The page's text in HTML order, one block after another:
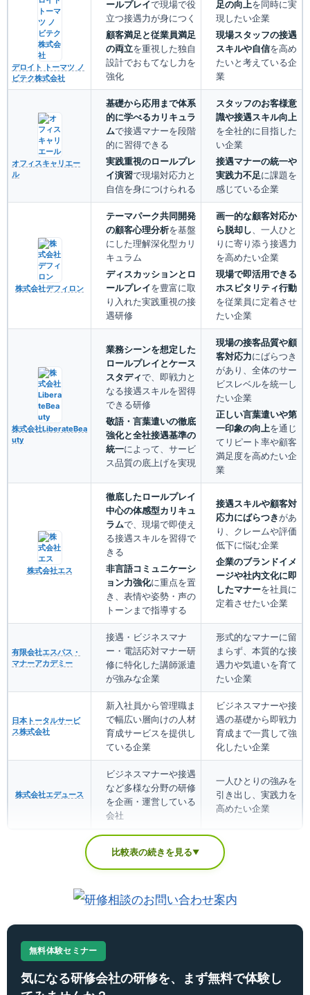
デロイト トーマツ ノ
ビテク株式会社
ールプレイで現場で役
立つ接遇力が身につく
顧客満足と従業員満足
の両立を重視した独自
設計でおもてなし力を
強化
足の向上を同時に実
現したい企業
現場スタッフの接遇
スキルや自信を高め
たいと考えている企
業
オフィスキャリエー
ル
基礎から応用まで体系
的に学べるカリキュラ
ムで接遇マナーを段階
的に習得できる
実践重視のロールプレ
イ演習で現場対応力と
自信を身につけられる
スタッフのお客様意
識や接遇スキル向上
を全社的に目指した
い企業
接遇マナーの統一や
実践力不足に課題を
感じている企業
株式会社デフィロン
テーマパーク共同開発
の顧客心理分析を基盤
にした理解深化型カリ
キュラム
ディスカッションとロ
ールプレイを豊富に取
り入れた実践重視の接
遇研修
画一的な顧客対応か
ら脱却し 、一人ひと
りに寄り添う接遇力
を高めたい企業
現場で即活用できる
ホスピタリティ行動
を従業員に定着させ
たい企業
株式会社LiberateBea
uty
業務シーンを想定した
ロールプレイとケース
スタディで、即戦力と
なる接遇スキルを習得
できる研修
敬語・言葉遣いの徹底
強化と全社接遇基準の
統一によって、サービ
ス品質の底上げを実現
現場の接客品質や顧
客対応力にばらつき
があり、全体のサー
ビスレベルを統一し
たい企業
正しい言葉遣いや第
一印象の向上を通じ
てリピート率や顧客
満足度を高めたい企
業
株式会社エス
徹底したロールプレイ
中心の体感型カリキュ
ラムで、現場で即使え
る接遇スキルを習得で
きる
非言語コミュニケーシ
ョン力強化に重点を置
き、表情や姿勢・声の
トーンまで指導する
接遇スキルや顧客対
応力にばらつきがあ
り、クレームや評価
低下に悩む企業
企業のブランドイメ
ージや社内文化に即
したマナーを社員に
定着させたい企業
有限会社エスパス・
マナーアカデミー
接遇・ビジネスマナ
ー・電話応対マナー研
修に特化した講師派遣
が強みな企業
形式的なマナーに留
まらず、本質的な接
遇力や気遣いを育て
たい企業
日本トータルサービ
ス株式会社
新入社員から管理職ま
で幅広い層向けの人材
育成サービスを提供し
ている企業
ビジネスマナーや接
遇の基礎から即戦力
育成まで一貫して強
化したい企業
株式会社エデュース
ビジネスマナーや接遇
など多様な分野の研修
を企画・運営している
会社
一人ひとりの強みを
引き出し、実践力を
高めたい企業
比較表の続きを見る▼
無料体験セミナー
気になる研修会社の研修を、まず無料で体験し